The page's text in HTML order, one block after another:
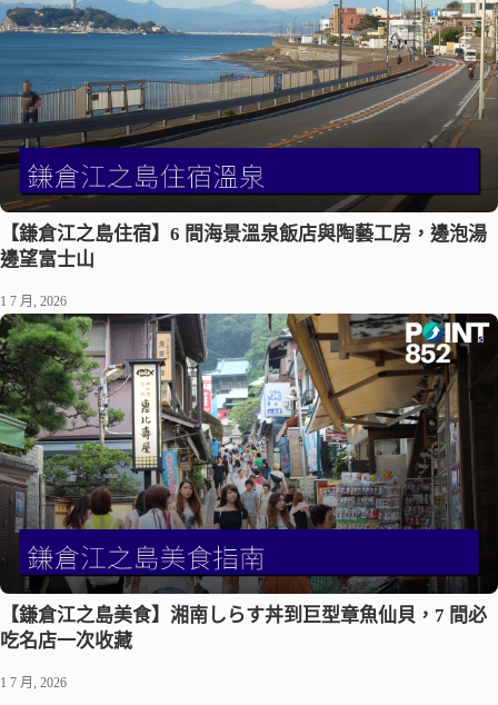
【鎌倉江之島住宿】6 間海景溫泉飯店與陶藝工房，邊泡湯
邊望富士山
1 7 月, 2026
【鎌倉江之島美食】湘南しらす丼到巨型章魚仙貝，7 間必
吃名店一次收藏
1 7 月, 2026